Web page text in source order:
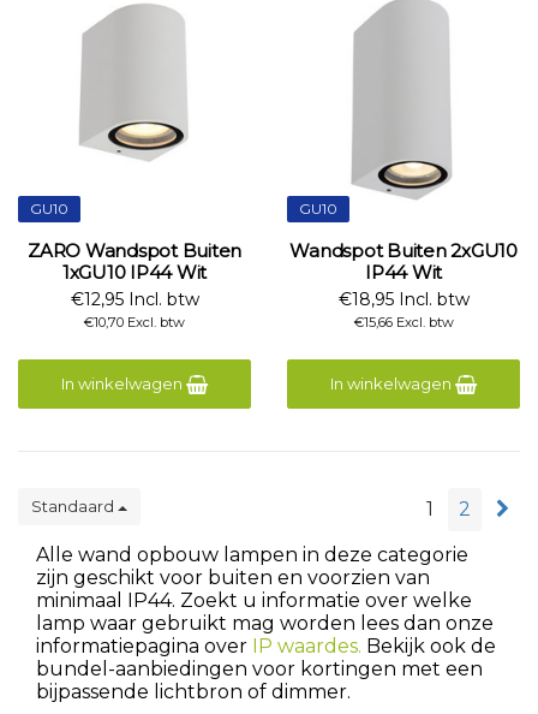
GU10
ZARO Wandspot Buiten
1xGU10 IP44 Wit
€12,95 Incl. btw
€10,70 Excl. btw
In winkelwagen
GU10
Wandspot Buiten 2xGU10
IP44 Wit
€18,95 Incl. btw
€15,66 Excl. btw
In winkelwagen
Standaard 1
2
Alle wand opbouw lampen in deze categorie
zijn geschikt voor buiten en voorzien van
minimaal IP44. Zoekt u informatie over welke
lamp waar gebruikt mag worden lees dan onze
informatiepagina over IP waardes. Bekijk ook de
bundel-aanbiedingen voor kortingen met een
bijpassende lichtbron of dimmer.